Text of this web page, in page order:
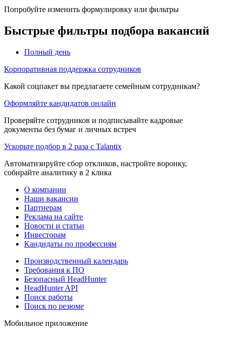
Попробуйте изменить формулировку или фильтры
Быстрые фильтры подбора вакансий
Полный день
Корпоративная поддержка сотрудников
Какой соцпакет вы предлагаете семейным сотрудникам?
Оформляйте кандидатов онлайн
Проверяйте сотрудников и подписывайте кадровые
документы без бумаг и личных встреч
Ускорьте подбор в 2 раза с Talantix
Автоматизируйте сбор откликов, настройте воронку,
собирайте аналитику в 2 клика
О компании
Наши вакансии
Партнерам
Реклама на сайте
Новости и статьи
Инвесторам
Кандидаты по профессиям
Производственный календарь
Требования к ПО
Безопасный HeadHunter
HeadHunter API
Поиск работы
Поиск по резюме
Мобильное приложение